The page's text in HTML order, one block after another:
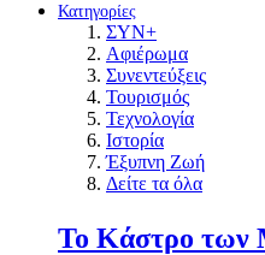
Κατηγορίες
ΣΥΝ+
Αφιέρωμα
Συνεντεύξεις
Τουρισμός
Τεχνολογία
Ιστορία
Έξυπνη Ζωή
Δείτε τα όλα
Το Κάστρο των